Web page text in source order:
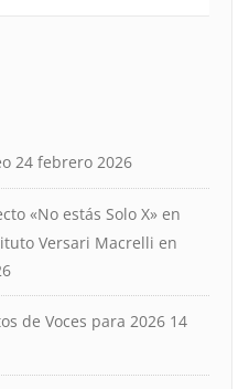
24 febrero 2026
«No estás Solo X» en
Versari Macrelli en
de Voces para 2026 14